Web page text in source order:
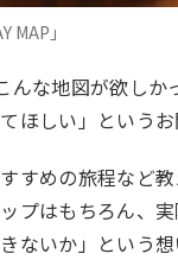
MAP」
な地図が欲しか
ほしい」という
すめの旅程など
プはもちろん、
ないか」という想